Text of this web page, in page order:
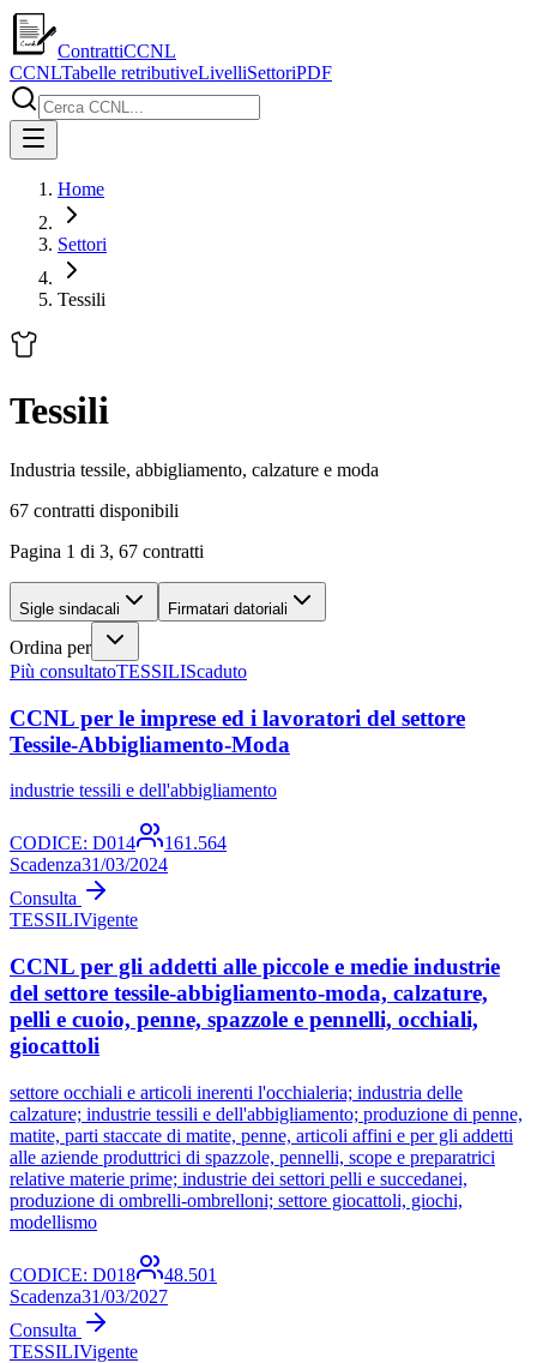
ContrattiCCNL
CCNLTabelle retributiveLivelliSettoriPDF
Home
Settori
Tessili
Tessili
Industria tessile, abbigliamento, calzature e moda
67 contratti disponibili
Pagina 1 di 3, 67 contratti
Sigle sindacali Firmatari datoriali
Ordina per
Più consultatoTESSILIScaduto
CCNL per le imprese ed i lavoratori del settore
Tessile-Abbigliamento-Moda
industrie tessili e dell'abbigliamento
CODICE: D014
161.564
Scadenza31/03/2024
Consulta
TESSILIVigente
CCNL per gli addetti alle piccole e medie industrie
del settore tessile-abbigliamento-moda, calzature,
pelli e cuoio, penne, spazzole e pennelli, occhiali,
giocattoli
settore occhiali e articoli inerenti l'occhialeria; industria delle
calzature; industrie tessili e dell'abbigliamento; produzione di penne,
matite, parti staccate di matite, penne, articoli affini e per gli addetti
alle aziende produttrici di spazzole, pennelli, scope e preparatrici
relative materie prime; industrie dei settori pelli e succedanei,
produzione di ombrelli-ombrelloni; settore giocattoli, giochi,
modellismo
CODICE: D018
48.501
Scadenza31/03/2027
Consulta
TESSILIVigente